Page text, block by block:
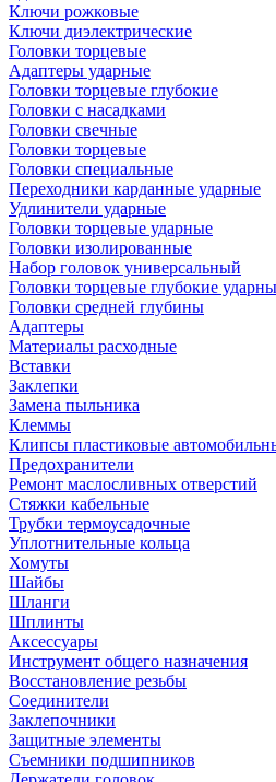
Ключи рожковые
Ключи диэлектрические
Головки торцевые
Адаптеры ударные
Головки торцевые глубокие
Головки с насадками
Головки свечные
Головки торцевые
Головки специальные
Переходники карданные ударные
Удлинители ударные
Головки торцевые ударные
Головки изолированные
Набор головок универсальный
Головки торцевые глубокие
Головки средней глубины
Адаптеры
Материалы расходные
Вставки
Заклепки
Замена пыльника
Клеммы
Клипсы пластиковые
Предохранители
Ремонт маслосливных отверстий
Стяжки кабельные
Трубки термоусадочные
Уплотнительные кольца
Хомуты
Шайбы
Шланги
Шплинты
Аксессуары
Инструмент общего назначения
Восстановление резьбы
Соединители
Заклепочники
Защитные элементы
Съемники подшипников